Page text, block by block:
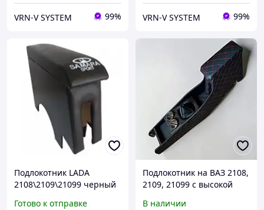
VRN-V SYSTEM 99% VRN-V SYSTEM 99%
Подлокотник LADA
2108\2109\21099 черный
Готово к отправке
Подлокотник на ВАЗ 2108,
2109, 21099 с высокой
В наличии